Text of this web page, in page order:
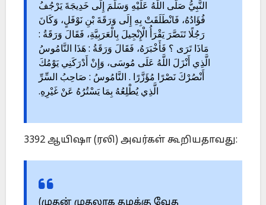
النَّبِيُّ صَلَّى اللَّهُ عَلَيْهِ وَسَلَّمَ إِلَى خَدِيجَةَ يَرْجُفُ
فُؤَادُهُ، فَانْطَلَقَتْ بِهِ إِلَى وَرَقَةَ بْنِ نَوْفَلٍ، وَكَانَ
رَجُلًا تَنَصَّرَ يَقْرَأُ الْإِنْجِيلَ بِالْعَرَبِيَّةِ، فَقَالَ وَرَقَةُ :
مَاذَا تَرَى ؟ فَأَخْبَرَهُ، فَقَالَ وَرَقَةُ : هَذَا النَّامُوسُ
الَّذِي أَنْزَلَ اللَّهُ عَلَى مُوسَى، وَإِنْ أَدْرَكَنِي يَوْمُكَ
أَنْصُرْكَ نَصْرًا مُؤَزَّرًا . النَّامُوسُ : صَاحِبُ السِّرِّ
الَّذِي يُطْلِعُهُ بِمَا يَسْتُرُهُ عَنْ غَيْرِهِ.
3392 ஆயிஷா (ரலி) அவர்கள் கூறியதாவது: